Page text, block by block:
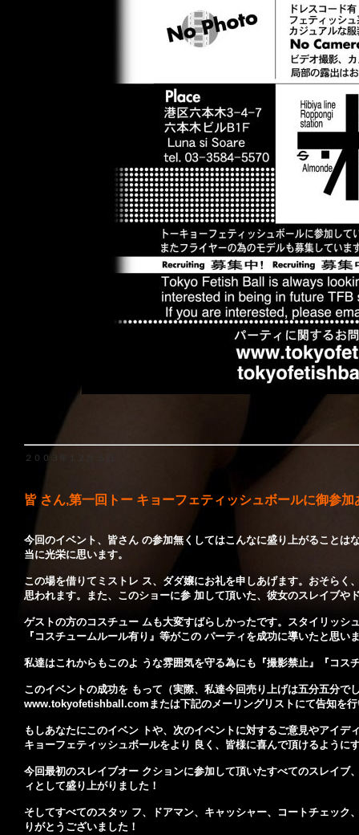
２００３年１２月 ５日
皆 さん,第一回トー キョーフェティッシュボールに御参
今回のイベント、皆さん の参加無くしてはこんなに盛り上がること
当に光栄に思います。
この場を借りてミストレ ス、ダダ嬢にお礼を申しあげます。おそら
思われます。また、このショーに参 加して頂いた、彼女のスレイブ
ゲストの方のコスチュー ムも大変すばらしかったです。スタイリッ
『コスチュームルール有り』等がこの パーティを成功に導いたと思い
私達はこれからもこのよ うな雰囲気を守る為にも『撮影禁止』『コ
このイベントの成功を もって（実際、私達今回売り上げは五分五分
www.tokyofetishball.comまたは下記のメーリングリストにて告知を行
もしあなたにこのイベン トや、次のイベントに対するご意見やアイ
キョーフェティッシュボールをより 良く、皆様に喜んで頂けるように
今回最初のスレイブオー クションに参加して頂いたすべてのスレイ
ィとして盛り上がりました！
そしてすべてのスタッ フ、ドアマン、キャッシャー、コートチェッ
りがとうございました！